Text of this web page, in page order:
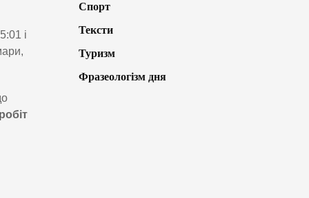
і
Спорт
Тексти
Туризм
Фразеологізм дня